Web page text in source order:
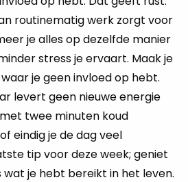
routinematig werk zorgt voor
je alles op dezelfde manier
stress je ervaart. Maak je
je geen invloed op hebt.
levert geen nieuwe energie
twee minuten koud
eindig je de dag veel
tip voor deze week; geniet
je hebt bereikt in het leven.